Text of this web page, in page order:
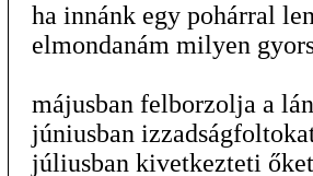
ha innánk egy pohárral
elmondanám milyen
májusban felborzolja a
júniusban
júliusban kivetkezteti